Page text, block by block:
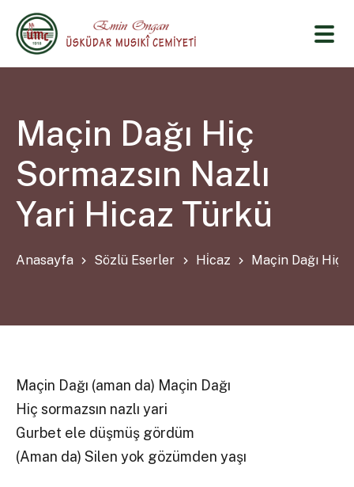
Maçin Dağı Hiç
Sormazsın Nazlı
Yari Hicaz Türkü
Anasayfa Sözlü Eserler Hi̇caz Maçin Dağı Hiç
Maçin Dağı (aman da) Maçin Dağı
Hiç sormazsın nazlı yari
Gurbet ele düşmüş gördüm
(Aman da) Silen yok gözümden yaşı